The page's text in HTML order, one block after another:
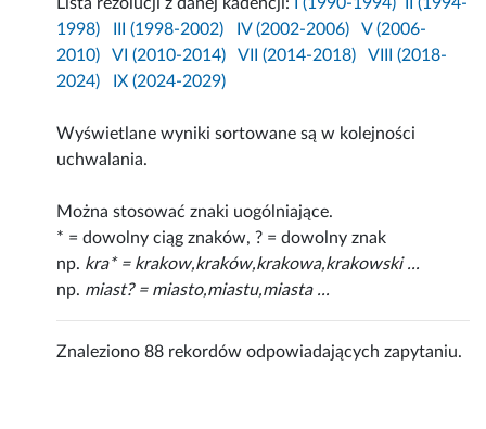
1998)
III (1998-2002) IV (2002-2006)
V (2006-
2010)
VI (2010-2014) VII (2014-2018)
VIII (2018-
2024)
IX (2024-2029)
Wyświetlane wyniki sortowane są w kolejności
uchwalania.
Można stosować znaki uogólniające.
* = dowolny ciąg znaków, ? = dowolny znak
np. kra* = krakow,kraków,krakowa,krakowski ...
np. miast? = miasto,miastu,miasta ...
Znaleziono 88 rekordów odpowiadających zapytaniu.